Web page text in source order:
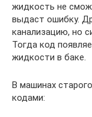
жидкость не
выдаст ошибку.
канализацию, но
Тогда код
жидкости в баке.
В машинах
кодами: